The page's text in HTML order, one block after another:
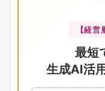
【経
最短
生成AI活用